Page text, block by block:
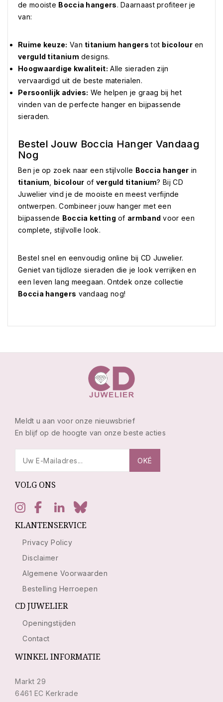
de mooiste Boccia hangers. Daarnaast profiteer je
van:
Ruime keuze: Van titanium hangers tot bicolouren
verguld titanium designs.
Hoogwaardige kwaliteit: Alle sieraden zijn
vervaardigd uit de beste materialen.
Persoonlijk advies: We helpen je graag bij het
vinden van de perfecte hanger en bijpassende
sieraden.
Bestel Jouw Boccia Hanger Vandaag
Nog
Ben je op zoek naar een stijlvolle Boccia hanger in
titanium
bicolour of verguld titanium? Bij CD
Juwelier vind je de mooiste en meest verfijnde
ontwerpen. Combineer jouw hanger met een
bijpassende Boccia ketting of armband voor een
complete, stijlvolle look.
Bestel snel en eenvoudig online bij CD Juwelier.
Geniet van tijdloze sieraden die je look verrijken en
een leven lang meegaan. Ontdek onze collectie
Boccia hangers vandaag nog!
Meldt u aan voor onze nieuwsbrief
En blijf op de hoogte van onze beste acties
VOLG ONS
KLANTENSERVICE
Privacy Policy
Disclaimer
Algemene Voorwaarden
Bestelling Herroepen
CD JUWELIER
Openingstijden
Contact
WINKEL INFORMATIE
Markt 29
6461 EC Kerkrade